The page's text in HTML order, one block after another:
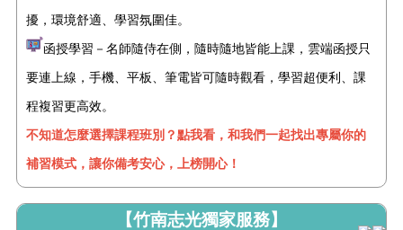
擾，環境舒適、學習氛圍佳。
函授學習－名師隨侍在側，隨時隨地皆能上課，雲端函授只
要連上線，手機、平板、筆電皆可隨時觀看，學習超便利、課
程複習更高效。
不知道怎麼選擇課程班別？點我看，和我們一起找出專屬你的
補習模式，讓你備考安心，上榜開心！
【竹南志光獨家服務】